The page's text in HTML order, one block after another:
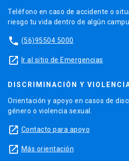
Teléfono en caso de accidente o
riesgo tu vida dentro de algún
phone (56)95504 5000
launch Ir al sitio de Emergencias
DISCRIMINACIÓN Y
Orientación y apoyo en casos de
género o violencia sexual.
launch Contacto para apoyo
launch Más orientación